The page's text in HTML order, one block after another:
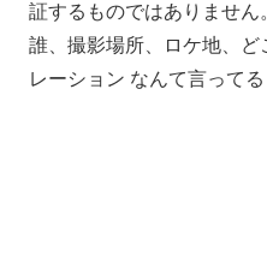
証するものではありませ
誰、撮影場所、ロケ地、
レーション なんて言って